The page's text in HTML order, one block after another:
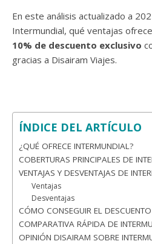
En este análisis actualizado a
Intermundial, qué ventajas
10% de descuento exclusivo
gracias a Disairam Viajes.
ÍNDICE DEL ARTÍCULO
¿QUÉ OFRECE INTERMUNDIAL?
COBERTURAS PRINCIPALES DE
VENTAJAS Y DESVENTAJAS DE
Ventajas
Desventajas
CÓMO CONSEGUIR EL
COMPARATIVA RÁPIDA DE
OPINIÓN DISAIRAM SOBRE